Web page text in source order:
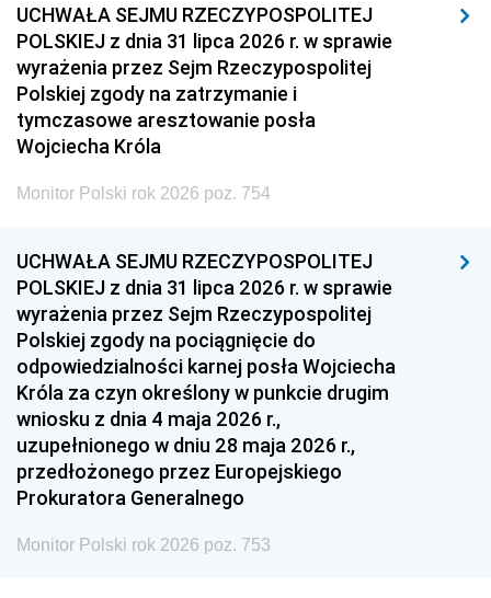
UCHWAŁA SEJMU RZECZYPOSPOLITEJ
POLSKIEJ z dnia 31 lipca 2026 r. w sprawie
wyrażenia przez Sejm Rzeczypospolitej
Polskiej zgody na zatrzymanie i
tymczasowe aresztowanie posła
Wojciecha Króla
Monitor Polski rok 2026 poz. 754
UCHWAŁA SEJMU RZECZYPOSPOLITEJ
POLSKIEJ z dnia 31 lipca 2026 r. w sprawie
wyrażenia przez Sejm Rzeczypospolitej
Polskiej zgody na pociągnięcie do
odpowiedzialności karnej posła Wojciecha
Króla za czyn określony w punkcie drugim
wniosku z dnia 4 maja 2026 r.,
uzupełnionego w dniu 28 maja 2026 r.,
przedłożonego przez Europejskiego
Prokuratora Generalnego
Monitor Polski rok 2026 poz. 753